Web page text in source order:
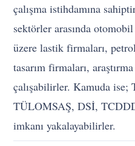
çalışma istihdamına
sektörler arasında
üzere lastik firmaları,
tasarım firmaları,
çalışabilirler. Kamuda
TÜLOMSAŞ, DSİ,
imkanı yakalayabilirler.